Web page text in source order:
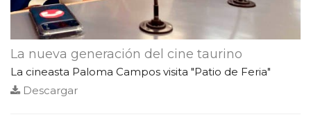
La nueva generación del cine taurino
La cineasta Paloma Campos visita "Patio de Feria"
Descargar